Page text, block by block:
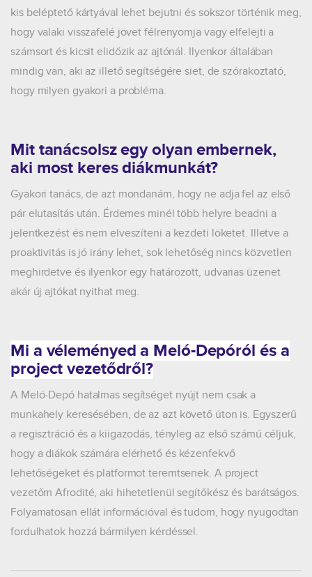
kis beléptető kártyával lehet bejutni és sokszor történik meg,
hogy valaki visszafelé jövet félrenyomja vagy elfelejti a
számsort és kicsit elidőzik az ajtónál. Ilyenkor általában
mindig van, aki az illető segítségére siet, de szórakoztató,
hogy milyen gyakori a probléma.
Mit tanácsolsz egy olyan embernek,
aki most keres diákmunkát?
Gyakori tanács, de azt mondanám, hogy ne adja fel az első
pár elutasítás után. Érdemes minél több helyre beadni a
jelentkezést és nem elveszíteni a kezdeti löketet. Illetve a
proaktivitás is jó irány lehet, sok lehetőség nincs közvetlen
meghirdetve és ilyenkor egy határozott, udvarias üzenet
akár új ajtókat nyithat meg.
Mi a véleményed a Meló-Depóról és a
project vezetődről?
A Meló-Depó hatalmas segítséget nyújt nem csak a
munkahely keresésében, de az azt követő úton is. Egyszerű
a regisztráció és a kiigazodás, tényleg az első számú céljuk,
hogy a diákok számára elérhető és kézenfekvő
lehetőségeket és platformot teremtsenek. A project
vezetőm Afrodité, aki hihetetlenül segítőkész és barátságos.
Folyamatosan ellát információval és tudom, hogy nyugodtan
fordulhatok hozzá bármilyen kérdéssel.